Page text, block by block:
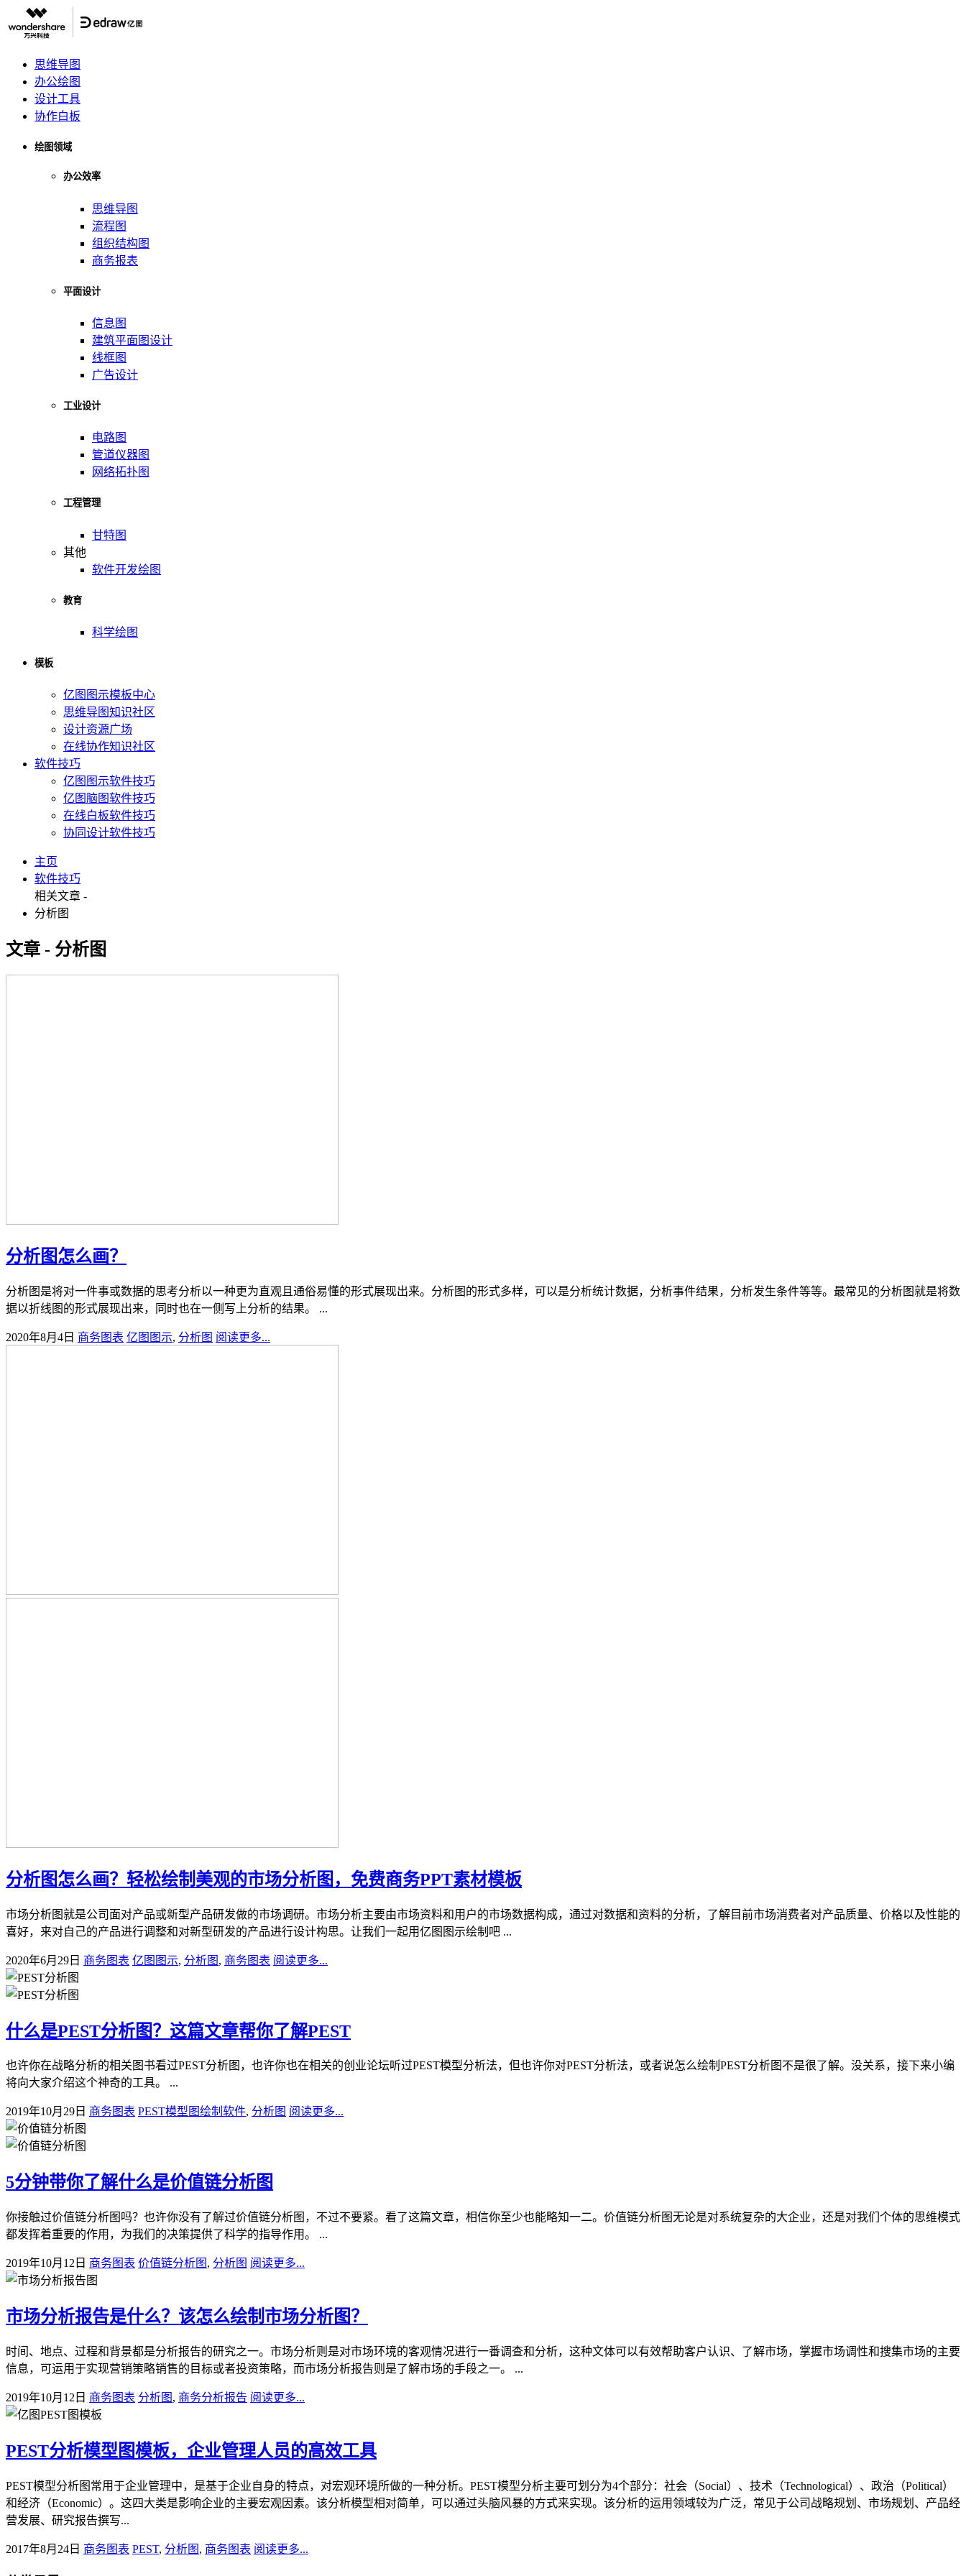
思维导图
办公绘图
设计工具
协作白板
绘图领域
办公效率
思维导图
流程图
组织结构图
商务报表
平面设计
信息图
建筑平面图设计
线框图
广告设计
工业设计
电路图
管道仪器图
网络拓扑图
工程管理
甘特图
其他
软件开发绘图
教育
科学绘图
模板
亿图图示模板中心
思维导图知识社区
设计资源广场
在线协作知识社区
软件技巧
亿图图示软件技巧
亿图脑图软件技巧
在线白板软件技巧
协同设计软件技巧
主页
软件技巧
相关文章 -
分析图
文章 - 分析图
分析图怎么画？
分析图是将对一件事或数据的思考分析以一种更为直观且通俗易懂的形式展现出来。分析图的形式多样，可以是分析统计数据，分析事件结果，分析发生条件等等。最常见的分析图就是将数
据以折线图的形式展现出来，同时也在一侧写上分析的结果。 ...
2020年8月4日 商务图表 亿图图示, 分析图 阅读更多...
分析图怎么画？轻松绘制美观的市场分析图，免费商务PPT素材模板
市场分析图就是公司面对产品或新型产品研发做的市场调研。市场分析主要由市场资料和用户的市场数据构成，通过对数据和资料的分析，了解目前市场消费者对产品质量、价格以及性能的
喜好，来对自己的产品进行调整和对新型研发的产品进行设计构思。让我们一起用亿图图示绘制吧 ...
2020年6月29日 商务图表 亿图图示, 分析图 , 商务图表 阅读更多...
什么是PEST分析图？这篇文章帮你了解PEST
也许你在战略分析的相关图书看过PEST分析图，也许你也在相关的创业论坛听过PEST模型分析法，但也许你对PEST分析法，或者说怎么绘制PEST分析图不是很了解。没关系，接下来小编
将向大家介绍这个神奇的工具。 ...
2019年10月29日 商务图表 PEST模型图绘制软件, 分析图 阅读更多...
5分钟带你了解什么是价值链分析图
你接触过价值链分析图吗？也许你没有了解过价值链分析图，不过不要紧。看了这篇文章，相信你至少也能略知一二。价值链分析图无论是对系统复杂的大企业，还是对我们个体的思维模式
都发挥着重要的作用，为我们的决策提供了科学的指导作用。 ...
2019年10月12日 商务图表 价值链分析图 , 分析图 阅读更多...
市场分析报告是什么？该怎么绘制市场分析图？
时间、地点、过程和背景都是分析报告的研究之一。市场分析则是对市场环境的客观情况进行一番调查和分析，这种文体可以有效帮助客户认识、了解市场，掌握市场调性和搜集市场的主要
信息，可运用于实现营销策略销售的目标或者投资策略，而市场分析报告则是了解市场的手段之一。 ...
2019年10月12日 商务图表 分析图 , 商务分析报告 阅读更多...
PEST分析模型图模板，企业管理人员的高效工具
PEST模型分析图常用于企业管理中，是基于企业自身的特点，对宏观环境所做的一种分析。PEST模型分析主要可划分为4个部分：社会（Social）、技术（Technological）、政治（Political）
和经济（Economic）。这四大类是影响企业的主要宏观因素。该分析模型相对简单，可以通过头脑风暴的方式来实现。该分析的运用领域较为广泛，常见于公司战略规划、市场规划、产品经
营发展、研究报告撰写...
2017年8月24日 商务图表 PEST, 分析图 , 商务图表 阅读更多...